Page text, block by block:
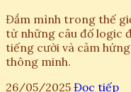
Đắm mình trong thế
từ những câu đố logic
tiếng cười và cảm
thông minh.
26/05/2025 Đọc tiếp